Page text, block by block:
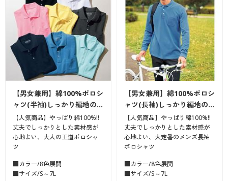
【男女兼用】綿100%ポロシ
ャツ(半袖)しっかり編地の…
【人気商品】やっぱり綿100%!!
丈夫でしっかりとした素材感が
心地よい、大人の王道ポロシャ
ツ
■カラー/8色展開
■サイズ/S～7L
【男女兼用】綿100%ポロシ
ャツ(長袖)しっかり編地の…
【人気商品】やっぱり綿100%!!
丈夫でしっかりとした素材感が
心地よい、大定番のメンズ長袖
ポロシャツ
■カラー/8色展開
■サイズ/S～7L